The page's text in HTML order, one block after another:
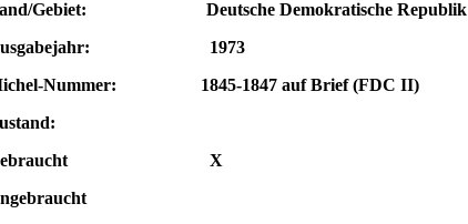
Gebiet: Deutsche Demokratische Republik
1973
Nummer: 1845-1847 auf Brief (FDC II)
X